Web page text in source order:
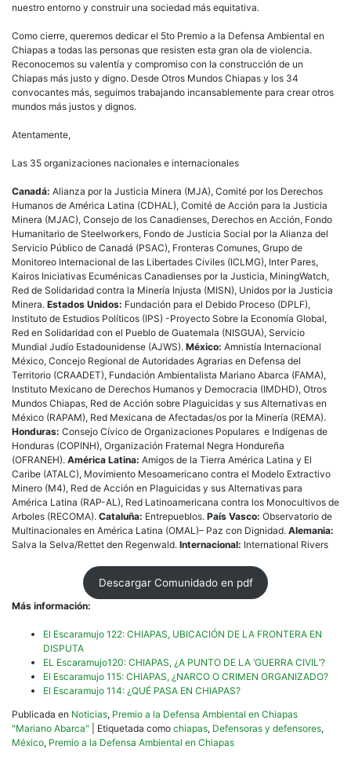
nuestro entorno y construir una sociedad más equitativa.
Como cierre, queremos dedicar el 5to Premio a la Defensa Ambiental en
Chiapas a todas las personas que resisten esta gran ola de violencia.
Reconocemos su valentía y compromiso con la construcción de un
Chiapas más justo y digno. Desde Otros Mundos Chiapas y los 34
convocantes más, seguimos trabajando incansablemente para crear otros
mundos más justos y dignos.
Atentamente,
Las 35 organizaciones nacionales e internacionales
Canadá: Alianza por la Justicia Minera (MJA), Comité por los Derechos
Humanos de América Latina (CDHAL), Comité de Acción para la Justicia
Minera (MJAC), Consejo de los Canadienses, Derechos en Acción, Fondo
Humanitario de Steelworkers, Fondo de Justicia Social por la Alianza del
Servicio Público de Canadá (PSAC), Fronteras Comunes, Grupo de
Monitoreo Internacional de las Libertades Civiles (ICLMG), Inter Pares,
Kairos Iniciativas Ecuménicas Canadienses por la Justicia, MiningWatch,
Red de Solidaridad contra la Minería Injusta (MISN), Unidos por la Justicia
Minera. Estados Unidos: Fundación para el Debido Proceso (DPLF),
Instituto de Estudios Políticos (IPS) -Proyecto Sobre la Economía Global,
Red en Solidaridad con el Pueblo de Guatemala (NISGUA), Servicio
Mundial Judío Estadounidense (AJWS). México: Amnistía Internacional
México, Concejo Regional de Autoridades Agrarias en Defensa del
Territorio (CRAADET), Fundación Ambientalista Mariano Abarca (FAMA),
Instituto Mexicano de Derechos Humanos y Democracia (IMDHD), Otros
Mundos Chiapas, Red de Acción sobre Plaguicidas y sus Alternativas en
México (RAPAM), Red Mexicana de Afectadas/os por la Minería (REMA).
Honduras: Consejo Cívico de Organizaciones Populares e Indígenas de
Honduras (COPINH), Organización Fraternal Negra Hondureña
(OFRANEH). América Latina: Amigos de la Tierra América Latina y El
Caribe (ATALC), Movimiento Mesoamericano contra el Modelo Extractivo
Minero (M4), Red de Acción en Plaguicidas y sus Alternativas para
América Latina (RAP-AL), Red Latinoamericana contra los Monocultivos de
Arboles (RECOMA). Cataluña: Entrepueblos. País Vasco: Observatorio de
Multinacionales en América Latina (OMAL)– Paz con Dignidad. Alemania:
Salva la Selva/Rettet den Regenwald. Internacional: International Rivers
Descargar Comunidado en pdf
Más información:
El Escaramujo 122: CHIAPAS, UBICACIÓN DE LA FRONTERA EN
DISPUTA
EL Escaramujo120: CHIAPAS, ¿A PUNTO DE LA ‘GUERRA CIVIL’?
El Escaramujo 115: CHIAPAS, ¿NARCO O CRIMEN ORGANIZADO?
El Escaramujo 114: ¿QUÉ PASA EN CHIAPAS?
Publicada en Noticias, Premio a la Defensa Ambiental en Chiapas
"Mariano Abarca"
Etiquetada como chiapas, Defensoras y defensores,
México, Premio a la Defensa Ambiental en Chiapas